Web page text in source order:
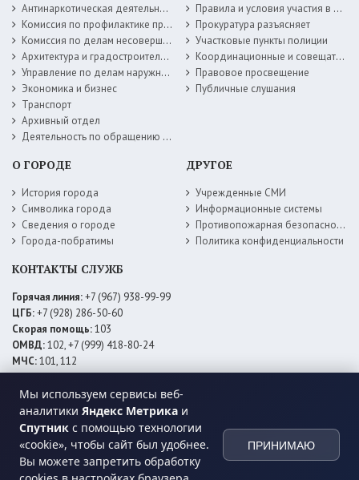
Мы используем сервисы веб-
аналитики Яндекс Метрика и
Спутник с помощью технологии
«cookie», чтобы сайт был удобнее.
Вы можете запретить обработку
ПРИНИМАЮ
Антинаркотическая деятельность
Комиссия по профилактике правонарушений
Комиссия по делам несовершеннолетних
Архитектура и градостроительство
Управление по делам наружной рекламы
Экономика и бизнес
Транспорт
Архивный отдел
Деятельность по обращению с животными без владельцев
Правила и условия участия в жилищных программах
Прокуратура разъясняет
Участковые пункты полиции
Координационные и совещательные органы
Правовое просвещение
Публичные слушания
О ГОРОДЕ
История города
Символика города
Сведения о городе
Города-побратимы
ДРУГОЕ
Учрежденные СМИ
Информационные системы
Противопожарная безопасность
Политика конфиденциальности
КОНТАКТЫ СЛУЖБ
Горячая линия:+7 (967) 938-99-99
ЦГБ:+7 (928) 286-50-60
Скорая помощь:103
ОМВД:102, +7 (999) 418-80-24
МЧС:101, 112
ЕДДС:+7 (928) 576-09-83
Электросети:+7 (800) 220-02-20
Даггаз:+7 (928) 980-64-04
Горводоснаб: +7 (928) 559-59-74
Теплоснаб: +7 (928) 873-27-09
МФЦ:+7 (938) 777-82-44